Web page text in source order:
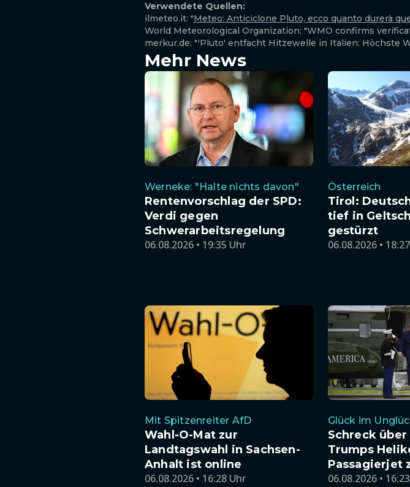
Verwendete Quellen:
ilmeteo.it: "Meteo: Anticiclone Pluto, ecco quanto durerà
World Meteorological Organization: "WMO confirms
merkur.de: "'Pluto' entfacht Hitzewelle in Italien: Höchste
Mehr News
Werneke: "Halte nichts davon"
Rentenvorschlag der SPD:
Verdi gegen
Schwerarbeitsregelung
06.08.2026 • 19:35 Uhr
Österreich
Tirol:
tief in
gestürzt
06.08.2026 •
Mit Spitzenreiter AfD
Wahl-O-Mat zur
Landtagswahl in Sachsen-
Anhalt ist online
06.08.2026 • 16:28 Uhr
Glück im
Schreck
Trumps
Passagierjet
06.08.2026 •